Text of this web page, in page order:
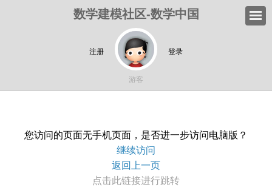
数学建模社区-数学中国
注册 登录
游客
您访问的页面无手机页面，是否进一步访问电脑版？
继续访问
返回上一页
点击此链接进行跳转